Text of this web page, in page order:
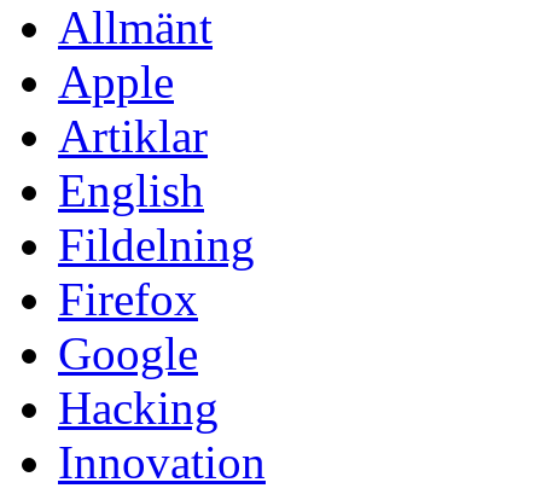
Allmänt
Apple
Artiklar
English
Fildelning
Firefox
Google
Hacking
Innovation